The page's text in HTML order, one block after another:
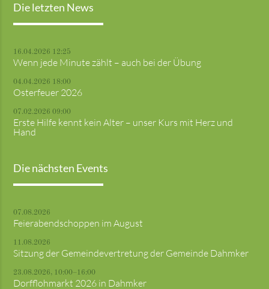
Die letzten News
16.04.2026 12:25
Wenn jede Minute zählt – auch bei der Übung
04.04.2026 18:00
Osterfeuer 2026
07.02.2026 09:00
Erste Hilfe kennt kein Alter – unser Kurs mit Herz und
Hand
Die nächsten Events
07.08.2026
Feierabendschoppen im August
11.08.2026
Sitzung der Gemeindevertretung der Gemeinde Dahmker
23.08.2026, 10:00–16:00
Dorfflohmarkt 2026 in Dahmker